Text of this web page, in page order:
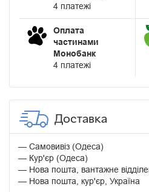
4 платежі
Оплата
частинами
Монобанк
4 платежі
Доставка
Самовивіз (Одеса)
Кур'єр (Одеса)
Нова пошта, вантажне
Нова пошта, кур'єр, Україна